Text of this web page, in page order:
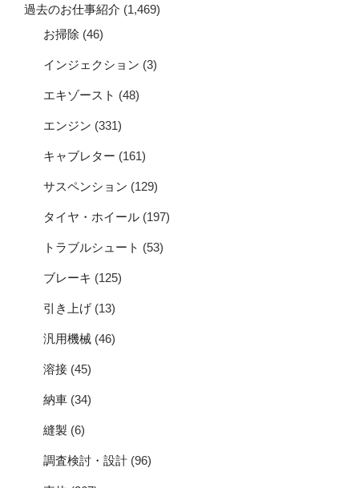
過去のお仕事紹介 (1,469)
お掃除 (46)
インジェクション (3)
エキゾースト (48)
エンジン (331)
キャブレター (161)
サスペンション (129)
タイヤ・ホイール (197)
トラブルシュート (53)
ブレーキ (125)
引き上げ (13)
汎用機械 (46)
溶接 (45)
納車 (34)
縫製 (6)
調査検討・設計 (96)